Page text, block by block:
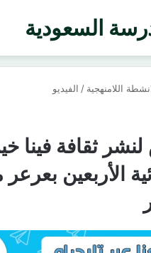
السعودية
اللامنهجية / الفيديو
ثقافة فينا
الأربعين